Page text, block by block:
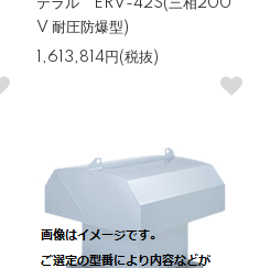
テラル ERV-42S(三相200
V 耐圧防爆型)
1,613,814円(税抜)